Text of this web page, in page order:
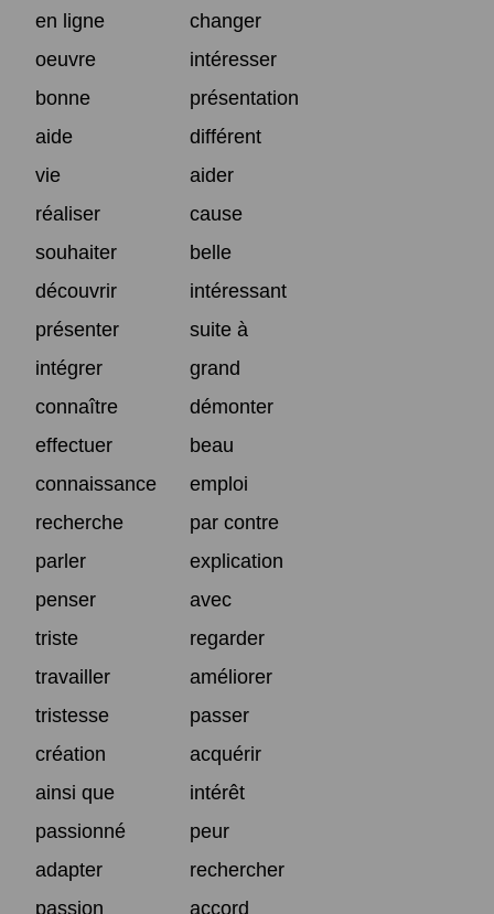
en ligne
changer
oeuvre
intéresser
bonne
présentation
aide
différent
vie
aider
réaliser
cause
souhaiter
belle
découvrir
intéressant
présenter
suite à
intégrer
grand
connaître
démonter
effectuer
beau
connaissance
emploi
recherche
par contre
parler
explication
penser
avec
triste
regarder
travailler
améliorer
tristesse
passer
création
acquérir
ainsi que
intérêt
passionné
peur
adapter
rechercher
passion
accord